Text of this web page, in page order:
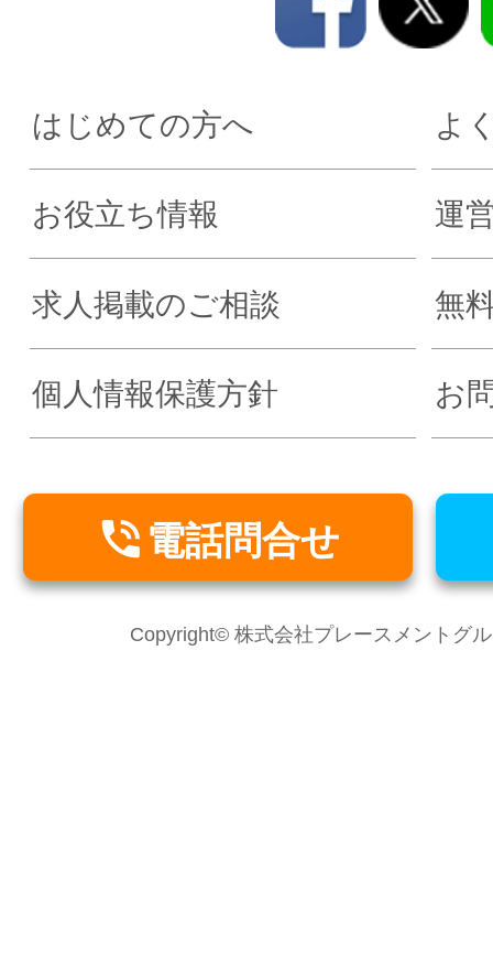
はじめての方へ よ
お役立ち情報 運
求人掲載のご相談 無
個人情報保護方針 お
 電話問合せ
Copyright© 株式会社プレースメントグ